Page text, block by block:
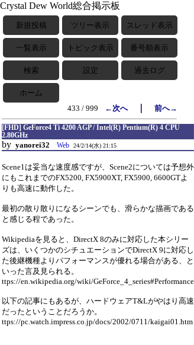
Crystal Dew World総合掲示板
新規投稿 ツリー表示 スレッド表示
一覧表示 トピック表示 番号順表示
検索 設定 過去ログ
ホーム
433 / 999
←次へ｜ 前へ→
[FHD] GeForce4 Ti 4200 AGP / Intel(R) Pentium(R) 4 CPU
2.80GHz
by yanorei32 Web 24/2/14(水) 21:15
Scene1は妥当な速度感ですが、Scene2については予想外
にもこれまでのFX5200, FX5900XT, FX5900, 6600GTよ
りも高速に動作した。
最初の散り散りになるシーンでも、滑らかな描画である
と感じる程であった。
Wikipediaを見ると、DirectX 8のみに対応した本シリー
ズは、いくつかのシチュエーションでDirectX 9に対応し
た後継機種よりパフォーマンスが優れる場合がある、と
いった言及見られる。
ttps://en.wikipedia.org/wiki/GeForce_4_series#Performance
以下の記事にもあるが、ハードウェアT&Lがやはり高速
だったということだろうか。
ttps://pc.watch.impress.co.jp/docs/2002/0711/kaigai01.htm